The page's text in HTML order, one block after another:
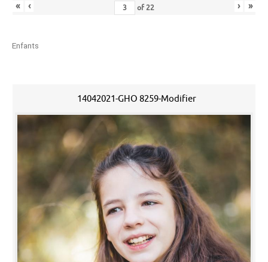
« ‹ of 22 › »
Enfants
14042021-GHO 8259-Modifier